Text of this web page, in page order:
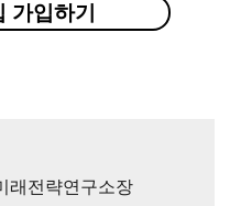
가입하기
래전략연구소장